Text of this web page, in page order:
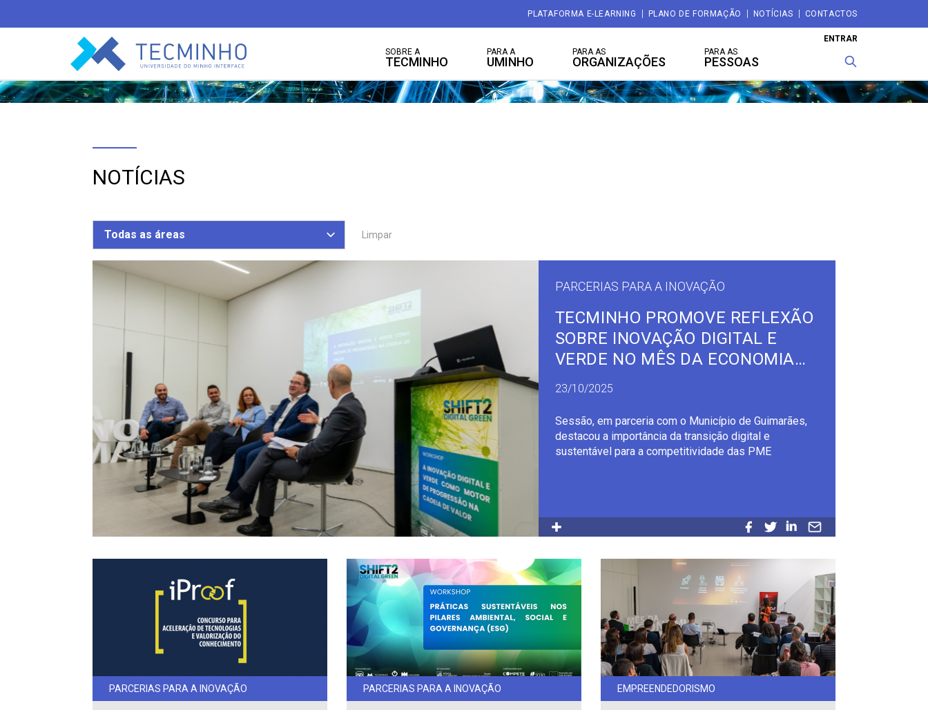
PLATAFORMA E-LEARNING PLANO DE FORMAÇÃO NOTÍCIAS CONTACTOS
TECMINHO
ENTRAR
SOBRE A
TECMINHO
PARA A
UMINHO
PARA AS
ORGANIZAÇÕES
PARA AS
PESSOAS
NOTÍCIAS
Limpar
PARCERIAS PARA A INOVAÇÃO
TECMINHO PROMOVE REFLEXÃO
SOBRE INOVAÇÃO DIGITAL E
VERDE NO MÊS DA ECONOMIA
DE GUIMARÃES
23/10/2025
Sessão, em parceria com o Município de Guimarães,
destacou a importância da transição digital e
sustentável para a competitividade das PME
PARCERIAS PARA A INOVAÇÃO PARCERIAS PARA A INOVAÇÃO EMPREENDEDORISMO